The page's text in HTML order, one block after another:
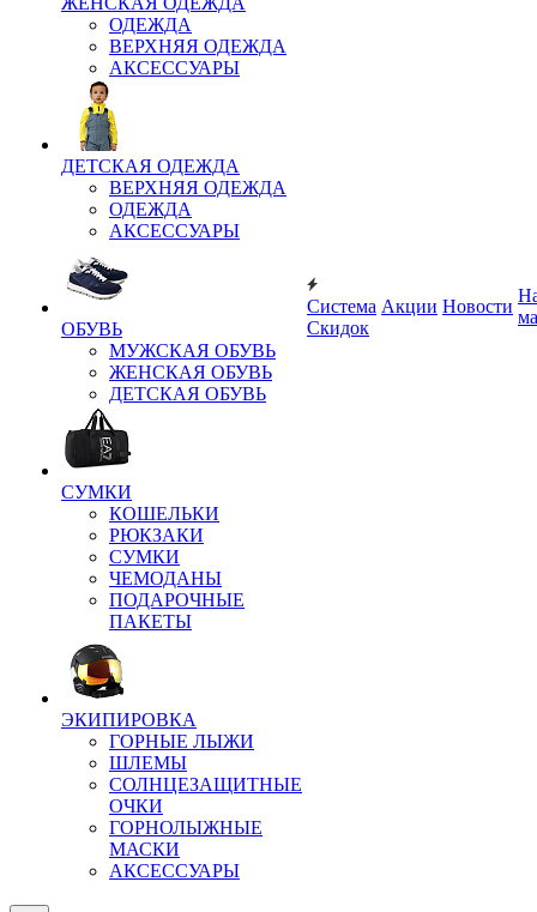
ОДЕЖДА
ВЕРХНЯЯ ОДЕЖДА
АКСЕССУАРЫ
ДЕТСКАЯ ОДЕЖДА
ВЕРХНЯЯ ОДЕЖДА
ОДЕЖДА
АКСЕССУАРЫ
ОБУВЬ
МУЖСКАЯ ОБУВЬ
ЖЕНСКАЯ ОБУВЬ
ДЕТСКАЯ ОБУВЬ
СУМКИ
КОШЕЛЬКИ
РЮКЗАКИ
СУМКИ
ЧЕМОДАНЫ
ПОДАРОЧНЫЕ
ПАКЕТЫ
ЭКИПИРОВКА
ГОРНЫЕ ЛЫЖИ
ШЛЕМЫ
СОЛНЦЕЗАЩИТНЫЕ
ОЧКИ
ГОРНОЛЫЖНЫЕ
МАСКИ
АКСЕССУАРЫ
Система
Скидок
Акции Новости